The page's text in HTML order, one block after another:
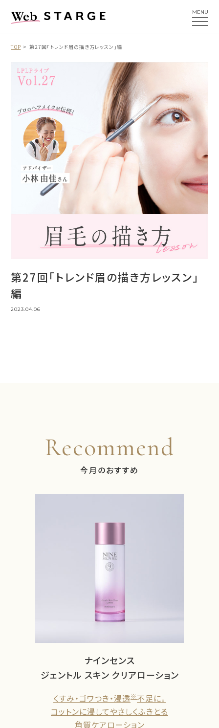
MENU
TOP 第27回「トレンド眉の描き方レッスン」編
第27回「トレンド眉の描き方レッスン」
編
2023.04.06
Recommend
今月のおすすめ
ナインセンス
ジェントル スキン クリアローション
くすみ・ゴワつき・浸透※不足に。
コットンに浸してやさしくふきとる
角質ケアローション